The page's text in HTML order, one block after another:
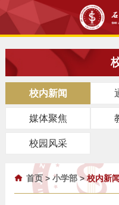
校内新闻
媒体聚焦
校园风采
首页> 小学部>校内新